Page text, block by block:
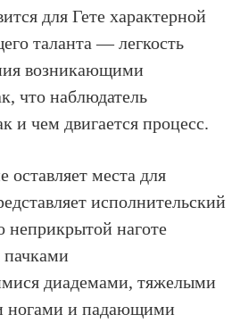
для Гете характерной
таланта — легкость
возникающими
что наблюдатель
и чем двигается процесс.
оставляет места для
исполнительский
неприкрытой наготе
диадемами, тяжелыми
ногами и падающими